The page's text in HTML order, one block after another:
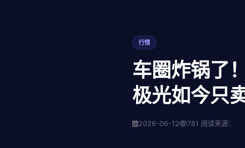
行情
车圈炸锅了
极光如今只
2026-06-12 781 阅读来源：